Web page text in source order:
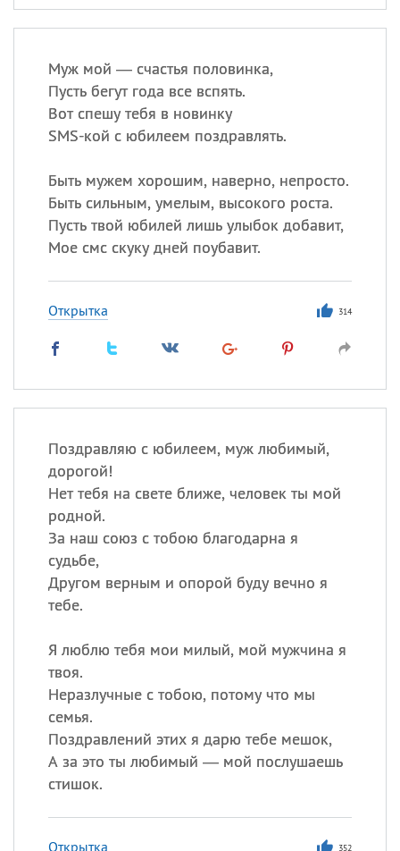
Муж мой — счастья половинка,
Пусть бегут года все вспять.
Вот спешу тебя в новинку
SMS-кой с юбилеем поздравлять.
Быть мужем хорошим, наверно, непросто.
Быть сильным, умелым, высокого роста.
Пусть твой юбилей лишь улыбок добавит,
Мое смс скуку дней поубавит.
Открытка 314
Поздравляю с юбилеем, муж любимый,
дорогой!
Нет тебя на свете ближе, человек ты мой
родной.
За наш союз с тобою благодарна я
судьбе,
Другом верным и опорой буду вечно я
тебе.
Я люблю тебя мои милый, мой мужчина я
твоя.
Неразлучные с тобою, потому что мы
семья.
Поздравлений этих я дарю тебе мешок,
А за это ты любимый — мой послушаешь
стишок.
Открытка 352